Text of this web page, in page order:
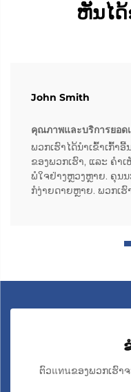
ຫັນໄດ້
John Smith
คุณภาพและบริการยอด
ພວກເຮົາໄດ້ນຳເຂົ້າເກົ້າ
ຂອງພວກເຮົາ, ແລະ ຄຳ
ພໍໃຈຢ່າງຫຼວງຫຼາຍ. ຄຸນ
ກໍງ່າຍດາຍຫຼາຍ. ພວກເຮົ
ຕົວแทนຂອງພວກເຮົາ